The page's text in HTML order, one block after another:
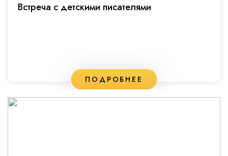
Встреча с детскими писателями
ПОДРОБНЕЕ